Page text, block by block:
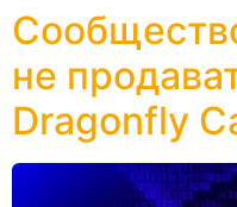
не
Dragonfly